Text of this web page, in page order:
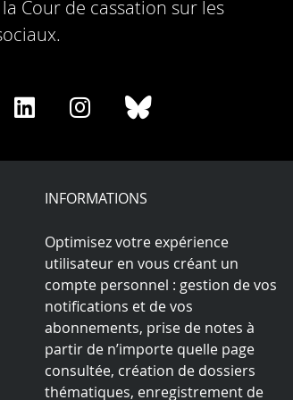
Cour de cassation sur les
Share
LinkedIn
Share
Instagram
Share
Bluesky
INFORMATIONS
Optimisez votre expérience
utilisateur en vous créant un
compte personnel : gestion de vos
notifications et de vos
abonnements, prise de notes à
partir de n’importe quelle page
consultée, création de dossiers
thématiques, enregistrement de